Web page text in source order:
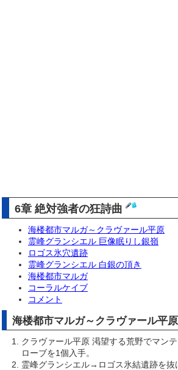
6章 絶対強者の狂詩曲
海楼都市マルガ～クラヴァール平原
霊峰グランシエル 巨像眠りし銀嶺
ロゴス氷穴遺跡
霊峰グランシエル 白銀の頂き
海楼都市マルガ
コーラルケイブ
コメント
海楼都市マルガ～クラヴァール平原
クラヴァール平原 渇望する荒野でマン
ローブを1個入手。
霊峰グランシエル→ロゴス氷結遺跡を抜